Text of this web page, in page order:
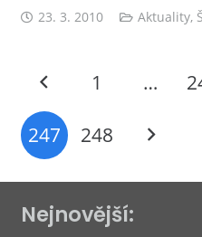
23. 3. 2010 Aktuality,
1 …
247 248
Nejnovější: